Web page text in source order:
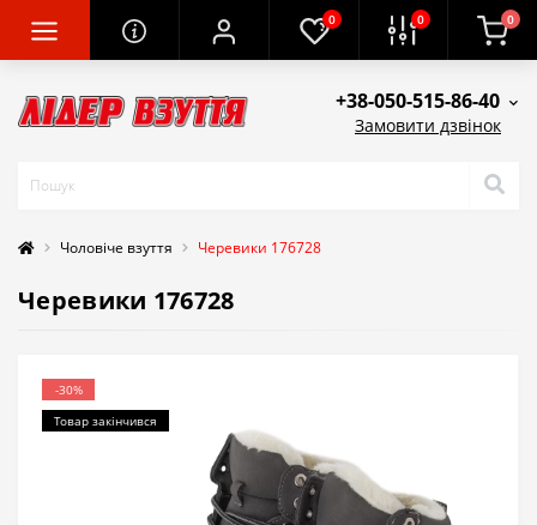
0 0 0
+38-050-515-86-40
Замовити дзвінок
Чоловіче взуття Черевики 176728
Черевики 176728
-30%
Товар закінчився